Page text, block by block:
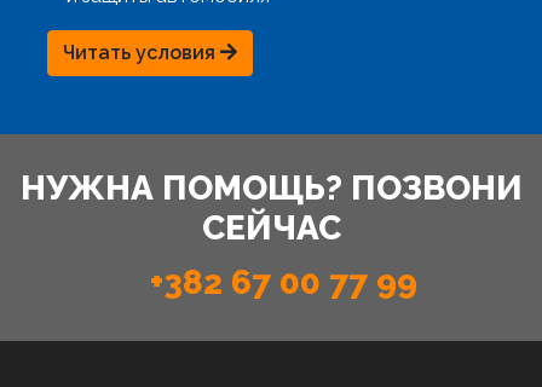
Читать условия
НУЖНА ПОМОЩЬ? ПОЗВОНИ
СЕЙЧАС
+382 67 00 77 99